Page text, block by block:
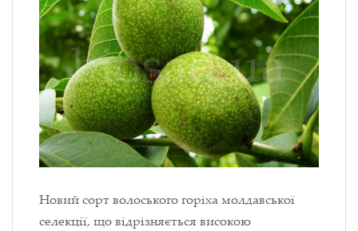
Новий сорт волоського горіха молдавської
селекції, що відрізняється високою